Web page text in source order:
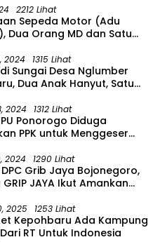
2212 Lihat
Sepeda Motor (Adu
Dua Orang MD dan Satu
2024 1315 Lihat
Sungai Desa Nglumber
Dua Anak Hanyut, Satu
Pencarian
2024 1312 Lihat
Ponorogo Diduga
PPK untuk Menggeser
Partai Gerindra
2024 1290 Lihat
DPC Grib Jaya Bojonegoro,
JAYA Ikut Amankan
2025 1253 Lihat
Kepohbaru Ada Kampung
RT Untuk Indonesia